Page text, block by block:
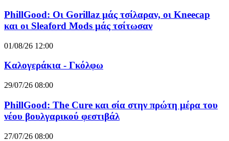
PhillGood: Οι Gorillaz μάς τσίλαραν, οι Kneecap
και οι Sleaford Mods μάς τσίτωσαν
01/08/26 12:00
Καλογεράκια - Γκόλφω
29/07/26 08:00
PhillGood: The Cure και σία στην πρώτη μέρα του
νέου βουλγαρικού φεστιβάλ
27/07/26 08:00